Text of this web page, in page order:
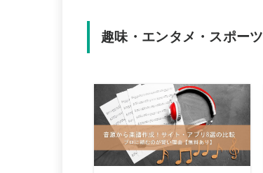
趣味・エンタメ・スポーツ